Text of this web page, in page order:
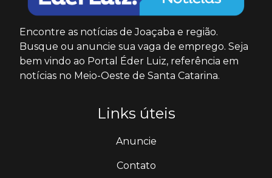
Encontre as notícias de Joaçaba e região.
Busque ou anuncie sua vaga de emprego. Seja
bem vindo ao Portal Éder Luiz, referência em
notícias no Meio-Oeste de Santa Catarina.
Links úteis
Anuncie
Contato